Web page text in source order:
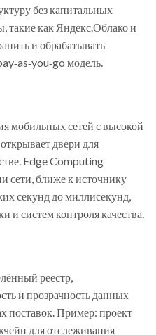
без капитальных
такие как Яндекс.Облако и
и обрабатывать
модель.
мобильных сетей с высокой
открывает двери для
Edge Computing
сети, ближе к источнику
секунд до миллисекунд,
и систем контроля качества.
реестр,
и прозрачность данных
поставок. Пример: проект
для отслеживания